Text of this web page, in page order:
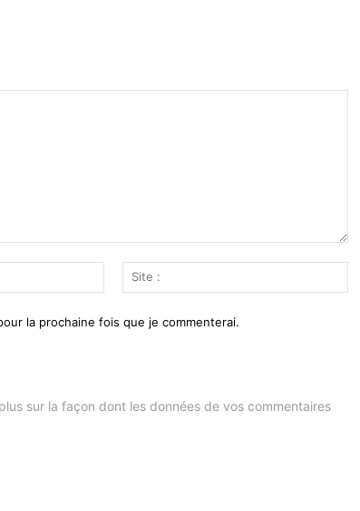
Email
:*
:
la prochaine fois que je commenterai.
sur la façon dont les données de vos commentaires